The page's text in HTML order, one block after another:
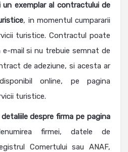
un exemplar al contractului de
, in momentul cumpararii
turistice. Contractul poate
mail si nu trebuie semnat de
de adeziune, si acesta ar
online, pe pagina
turistice.
despre firma pe pagina
firmei, datele de
Comertului sau ANAF,